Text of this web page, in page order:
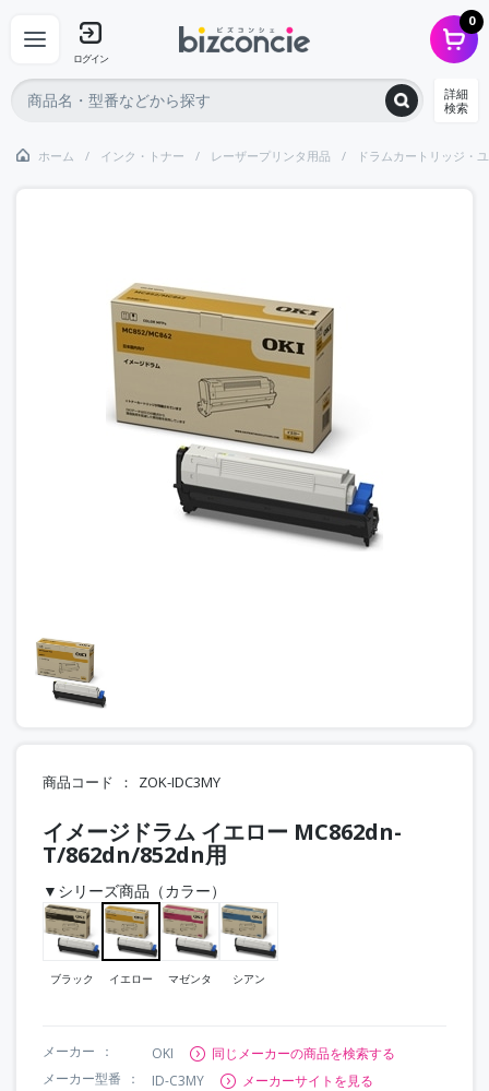
ログイン
0
詳細
検索
ホーム インク・トナー レーザープリンタ用品 ドラムカートリッジ・
商品コード ZOK-IDC3MY
イメージドラム イエロー MC862dn-
T/862dn/852dn用
▼シリーズ商品（カラー）
ブラック イエロー マゼンタ シアン
メーカー OKI
同じメーカーの商品を検索する
メーカー型番
ID-C3MY メーカーサイトを見る